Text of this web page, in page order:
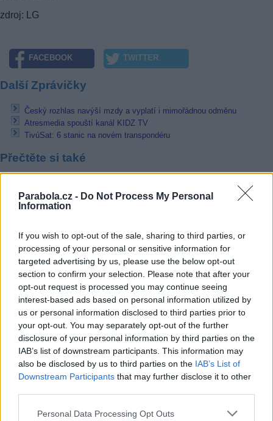
Parabola.cz - Do Not Process My Personal
Information
If you wish to opt-out of the sale, sharing to third parties, or
processing of your personal or sensitive information for
targeted advertising by us, please use the below opt-out
section to confirm your selection. Please note that after your
opt-out request is processed you may continue seeing
interest-based ads based on personal information utilized by
us or personal information disclosed to third parties prior to
your opt-out. You may separately opt-out of the further
disclosure of your personal information by third parties on the
IAB’s list of downstream participants. This information may
also be disclosed by us to third parties on the IAB’s List of
Downstream Participants that may further disclose it to other
Personal Data Processing Opt Outs
zdroj: LG
FACEBOOK TWITTER
Další Zprávičky
Český rozhlas navýší mzdy a vyplatí i mimořádnou odměnu
Atresmedia spouští kanál KIDZ TV
TivúSat: 6 stanic na novém transpondéru
Přečtěte si také
Nova zařadí speciál pořadu Střepiny z JIP s covidovými pacienty
ČRo s novým FM vysílačem ČRo Plus pro Opavu a okolí
Reklama
Pracovní nabídky
Bosch Powertrain s.r.o. Jihlava • linkový střídač • mzda
48.400 Kč • příspěvek na ubytování (Jihlava, okres Jihlava)
07.08.2026 -Bosch Powertrain s.r.o. Jihlava • obsluha CNC strojů •
48.400 Kč • náborový bonus 50.000 Kč • příspěvek na ubytování
okres Jihlava)
06.08.2026 -
Bosch Powertrain s.r.o. Jihlava • CNC operátor• mzda
Kč • náborový bonus 50.000 Kč • příspěvek na ubytování (Jihlava,
Jihlava)
06.08.2026 -Bosch Powertrain s.r.o. • montážní dělník • mzda 44.700
týdenní zálohy na mzdu 2.000 Kč (Jihlava, okres Jihlava)
48.400 Kč • náborový bonus 50.000 Kč • ubytování (Jihlava, okres